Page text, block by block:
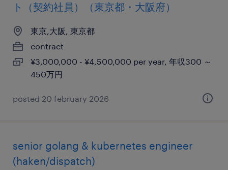
ト（契約社員）（東京都・大阪府）
東京,大阪, 東京都
contract
¥3,000,000 - ¥4,500,000 per year, 年収300 ～
450万円
posted 20 february 2026
senior golang & kubernetes engineer
(haken/dispatch)